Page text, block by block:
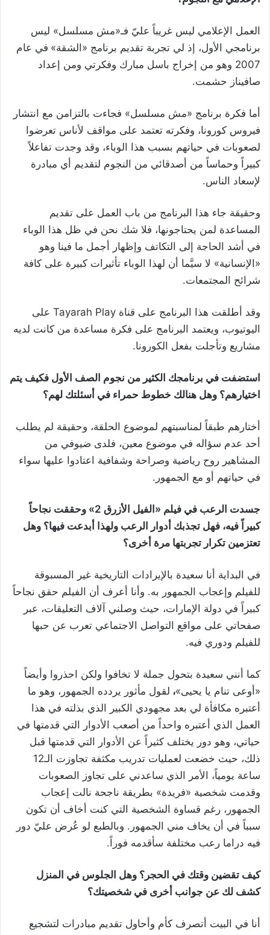
العمل الإعلامي ليس غريباً عليّ فـ«مش مسلسل» ليس
برنامجي الأول، إذ لي تجربة تقديم برنامج «الشقة» في عام
2007 وهو من إخراج باسل مبارك وفكرتي ومن إعداد
صافيناز حشمت.
أما فكرة برنامج «مش مسلسل» فجاءت بالتزامن مع انتشار
فيروس كورونا، وفكرته تعتمد على مواقف لأناس تعرضوا
لصعوبات في حياتهم بسبب هذا الوباء، وقد وجدت تفاعلاً
كبيراً وحماساً من أصدقائي من النجوم لتقديم أي مبادرة
لإسعاد الناس.
وحقيقة جاء هذا البرنامج من باب العمل على تقديم
المساعدة لمن يحتاجونها، فلا شك نحن في ظل هذا الوباء
في أشد الحاجة إلى التكاتف وإظهار أجمل ما فينا وهو
«الإنسانية» لا سيَّما أن لهذا الوباء تأثيرات كبيرة على كافة
شرائح المجتمعات.
وقد أطلقت هذا البرنامج على قناة Tayarah Play على
اليوتيوب، ويعتمد البرنامج على فكرة مساعدة من كانت لديه
مشاريع وتأجلت بفعل الكورونا.
استضفت في برنامجك الكثير من نجوم الصف الأول فكيف يتم
اختيارهم؟ وهل هنالك خطوط حمراء في أسئلتك لهم؟
أختارهم طبقاً لمناسبتهم لموضوع الحلقة، وحقيقة لم يطلب
أحد عدم سؤاله في موضوع معين، فلدى ضيوفي من
المشاهير روح رياضية وصراحة وشفافية اعتادوا عليها سواء
في حياتهم أو مع الجمهور.
جسدت الرعب في فيلم «الفيل الأزرق 2» وحققت نجاحاً
كبيراً فيه، فهل تجذبك أدوار الرعب ولهذا أبدعت فيها؟ وهل
تعتزمين تكرار تجربتها مرة أخرى؟
في البداية أنا سعيدة بالإيرادات التاريخية غير المسبوقة
للفيلم وإعجاب الجمهور به. وأنا أعرف أن الفيلم حقق نجاحاً
كبيراً في دولة الإمارات، حيث وصلني آلاف التعليقات، عبر
صفحاتي على مواقع التواصل الاجتماعي تعرب عن حبها
للفيلم ودوري فيه.
كما أنني سعيدة بتحول جملة لا تخافوا ولكن احذروا وأيضاً
«أوعى تنام يا يحيى»، لقول مأثور يردده الجمهور، وهو ما
أعتبره مكافأة لي بعد مجهودي الكبير الذي بذلته في هذا
العمل الذي أعتبره واحداً من أصعب الأدوار التي قدمتها في
حياتي، وهو دور يختلف كثيراً عن الأدوار التي قدمتها قبل
ذلك، حيث خضعت لعمليات تدريب مكثفة تجاوزت الـ12
ساعة يومياً، الأمر الذي ساعدني على تجاوز الصعوبات
وقدمت شخصية «فريدة» بطريقة ناجحة نالت إعجاب
الجمهور، رغم قساوة الشخصية التي كنت أخاف أن تكون
سبباً في أن يخاف مني الجمهور. وبالطبع لو عُرض عليّ دور
فيه دراما رعب مختلفة سأقدمه فوراً.
كيف تقضين وقتك في الحجر؟ وهل الجلوس في المنزل
كشف لك عن جوانب أخرى في شخصيتك؟
أنا في البيت أتصرف كأم وأحاول تقديم مبادرات لتشجيع